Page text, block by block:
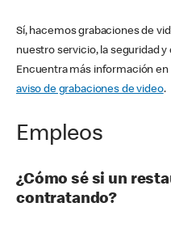
Sí, hacemos grabaciones de
nuestro servicio, la seguridad
Encuentra más información en
aviso de grabaciones de video.
Empleos
¿Cómo sé si un
contratando?